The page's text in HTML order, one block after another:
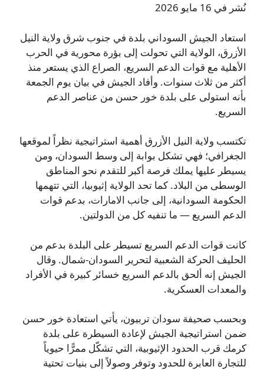
نُشر في 16 مايو 2026
استعاد الجيش السوداني بلدة في جنوب شرق ولاية النيل
الأزرق، الولاية التي تحولت إلى بؤرة محورية في الحرب
الأهلية مع قوات الدعم السريع، الصراع الذي يستعر منذ
أكثر من ثلاث سنوات. وأفاد الجيش في بيان يوم الجمعة
بأنه استولى على بلدة خور حسن من عناصر الدعم
السريع.
تكتسب ولاية النيل الأزرق أهمية استراتيجية نظراً لموقعها
الجغرافي؛ فهي تشكل بوابة إلى وسط السودان، ومن
يسيطر عليها يملك فرصة أكبر للتقدم نحو المناطق
الوسطى من البلاد. كما تحد الولاية إثيوبيا، التي تتهمها
الحكومة السودانية، إلى جانب الامارات، بدعم قوات
الدعم السريع — ما تنفيه كل من الدولتين.
كانت قوات الدعم السريع تسيطر على البلدة بدعم من
الحليف الحركة الشعبية لتحرير السودان-شمال. وقال
الجيش إنه ألحق بالدعم السريع خسائر كبيرة في الأفراد
والمعدات العسكرية.
وبحسب صحيفة سودان تربيون، يأتي استعادة خور حسن
ضمن استراتيجية الجيش لإعادة السيطرة على بلدة
كرمك قرب الحدود الإثيوبية، التي تشكّل ممرًّا حيوياً
للتجارة العابرة للحدود وتوفر وصولاً إلى بنيات تحتية